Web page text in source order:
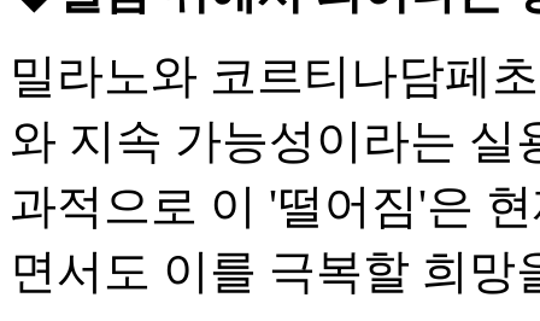
밀라노와 코르티나담페
와 지속 가능성이라는 실
과적으로 이 '떨어짐'은
면서도 이를 극복할 희망